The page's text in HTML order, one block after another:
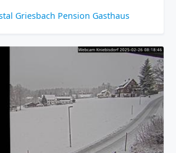
Griesbach Pension Gasthaus